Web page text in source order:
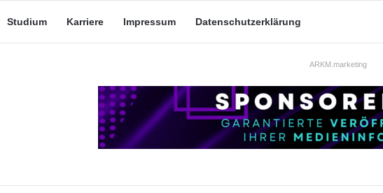
Studium Karriere Impressum Datenschutzerklärung
ARKM.marketing